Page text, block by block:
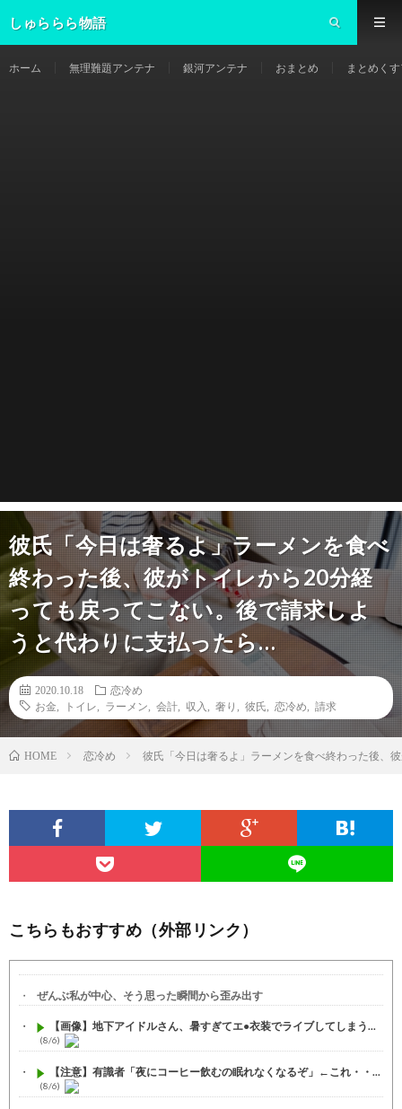
しゅららら物語
ホーム 無理難題アンテナ 銀河アンテナ おまとめ まとめく
彼氏「今日は奢るよ」ラーメンを食べ
終わった後、彼がトイレから20分経
っても戻ってこない。後で請求しよ
うと代わりに支払ったら…
2020.10.18
恋冷め
お金
トイレ ラーメン 会計 収入 奢り 彼氏 恋冷め 請求
HOME 恋冷め 彼氏「今日は奢るよ」ラーメンを食べ終わった後、
こちらもおすすめ（外部リンク）
ぜんぶ私が中心、そう思った瞬間から歪み出す
【画像】地下アイドルさん、暑すぎてエ●衣装でライブしてしまう...
(8/6)
【注意】有識者「夜にコーヒー飲むの眠れなくなるぞ」←これ・・...
(8/6)